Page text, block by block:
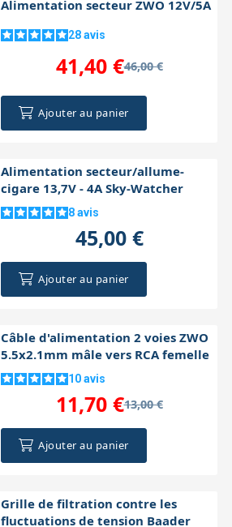
Alimentation secteur ZWO 12V/5A
28avis
46,00 €
41,40 €
Ajouter au panier
Alimentation secteur/allume-
cigare 13,7V - 4A Sky-Watcher
8avis
45,00 €
Ajouter au panier
Câble d'alimentation 2 voies ZWO
5.5x2.1mm mâle vers RCA femelle
10avis
13,00 €
11,70 €
Ajouter au panier
Grille de filtration contre les
fluctuations de tension Baader